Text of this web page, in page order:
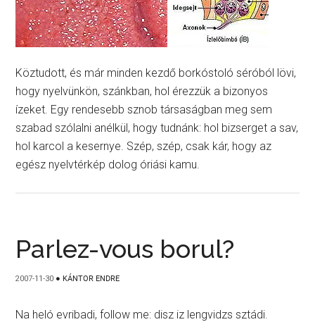
Köztudott, és már minden kezdő borkóstoló séróból lövi,
hogy nyelvünkön, szánkban, hol érezzük a bizonyos
ízeket. Egy rendesebb sznob társaságban meg sem
szabad szólalni anélkül, hogy tudnánk: hol bizserget a sav,
hol karcol a kesernye. Szép, szép, csak kár, hogy az
egész nyelvtérkép dolog óriási kamu.
Parlez-vous borul?
2007-11-30 ● KÁNTOR ENDRE
Na heló evribadi, follow me: disz iz lengvidzs sztádi.